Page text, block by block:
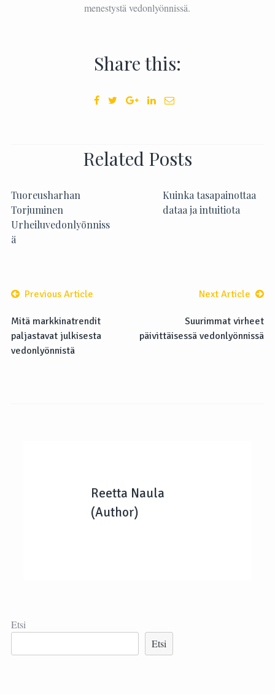
menestystä vedonlyönnissä.
Share this:
Related Posts
Tuoreusharhan
Torjuminen
Urheiluvedonlyönniss
ä
Kuinka tasapainottaa
dataa ja intuitiota
Previous Article
Mitä markkinatrendit
paljastavat julkisesta
vedonlyönnistä
Next Article
Suurimmat virheet
päivittäisessä vedonlyönnissä
Reetta Naula
(Author)
Etsi
Etsi